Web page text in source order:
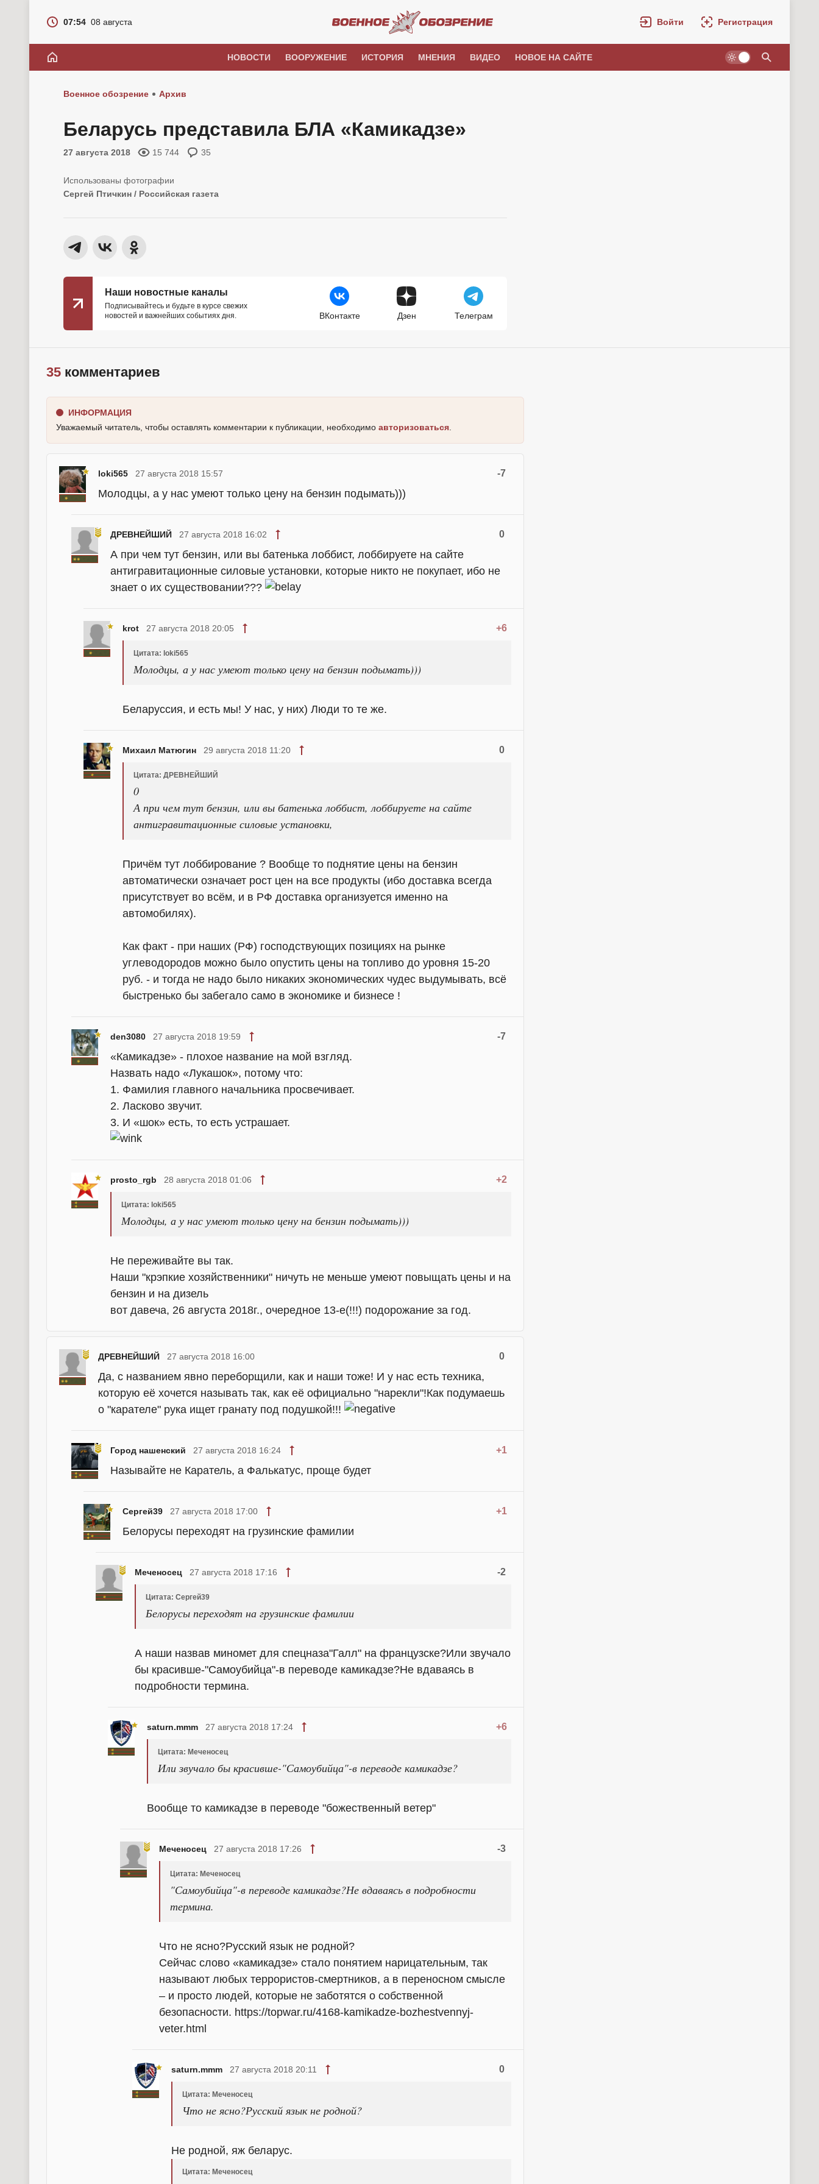
07:54 08 августа Войти Регистрация
НОВОСТИ ВООРУЖЕНИЕ ИСТОРИЯ МНЕНИЯ ВИДЕО НОВОЕ НА САЙТЕ
Военное обозрение Архив
Беларусь представила БЛА «Камикадзе»
27 августа 2018 15 744 35
Сергей Птичкин / Российская газета
Наши новостные каналы
Подписывайтесь и будьте в курсе свежих
новостей и важнейших событиях дня.
ВКонтакте Дзен Телеграм
35 комментариев
ИНФОРМАЦИЯ
Уважаемый читатель, чтобы оставлять комментарии к публикации, необходимо авторизоваться
loki565 -7
27 августа 2018 15:57
Молодцы, а у нас умеют только цену на бензин подымать)))
ДРЕВНЕЙШИЙ 0
27 августа 2018 16:02
А при чем тут бензин, или вы батенька лоббист, лоббируете на сайте
антигравитационные силовые установки, которые никто не покупает, ибо не
знает о их существовании???
krot +6
27 августа 2018 20:05
Цитата: loki565
Молодцы, а у нас умеют только цену на бензин подымать)))
Беларуссия, и есть мы! У нас, у них) Люди то те же.
Михаил Матюгин 0
29 августа 2018 11:20
Цитата: ДРЕВНЕЙШИЙ
0
А при чем тут бензин, или вы батенька лоббист, лоббируете на сайте
антигравитационные силовые установки,
Причём тут лоббирование ? Вообще то поднятие цены на бензин
автоматически означает рост цен на все продукты (ибо доставка всегда
присутствует во всём, и в РФ доставка организуется именно на
автомобилях).
Как факт - при наших (РФ) господствующих позициях на рынке
углеводородов можно было опустить цены на топливо до уровня 15-20
руб. - и тогда не надо было никаких экономических чудес выдумывать, всё
быстренько бы забегало само в экономике и бизнесе !
den3080 -7
27 августа 2018 19:59
«Камикадзе» - плохое название на мой взгляд.
Назвать надо «Лукашок», потому что:
1. Фамилия главного начальника просвечивает.
2. Ласково звучит.
3. И «шок» есть, то есть устрашает.
prosto_rgb +2
28 августа 2018 01:06
Цитата: loki565
Молодцы, а у нас умеют только цену на бензин подымать)))
Не переживайте вы так.
Наши "крэпкие хозяйственники" ничуть не меньше умеют повыщать цены и на
бензин и на дизель
вот давеча, 26 августа 2018г., очередное 13-е(!!!) подорожание за год.
ДРЕВНЕЙШИЙ 0
27 августа 2018 16:00
Да, с названием явно переборщили, как и наши тоже! И у нас есть техника,
которую её хочется называть так, как её официально "нарекли"!Как подумаешь
о "карателе" рука ищет гранату под подушкой!!!
Город нашенский +1
27 августа 2018 16:24
Называйте не Каратель, а Фалькатус, проще будет
Сергей39 +1
27 августа 2018 17:00
Белорусы переходят на грузинские фамилии
Меченосец -2
27 августа 2018 17:16
Цитата: Сергей39
Белорусы переходят на грузинские фамилии
А наши назвав миномет для спецназа"Галл" на французске?Или звучало
бы красивше-"Самоубийца"-в переводе камикадзе?Не вдаваясь в
подробности термина.
saturn.mmm +6
27 августа 2018 17:24
Цитата: Меченосец
Или звучало бы красивше-"Самоубийца"-в переводе камикадзе?
Вообще то камикадзе в переводе "божественный ветер"
Меченосец -3
27 августа 2018 17:26
Цитата: Меченосец
"Самоубийца"-в переводе камикадзе?Не вдаваясь в подробности
термина.
Что не ясно?Русский язык не родной?
Сейчас слово «камикадзе» стало понятием нарицательным, так
называют любых террористов-смертников, а в переносном смысле
– и просто людей, которые не заботятся о собственной
безопасности. https://topwar.ru/4168-kamikadze-bozhestvennyj-
veter.html
saturn.mmm 0
27 августа 2018 20:11
Цитата: Меченосец
Что не ясно?Русский язык не родной?
Не родной, яж беларус.
Цитата: Меченосец